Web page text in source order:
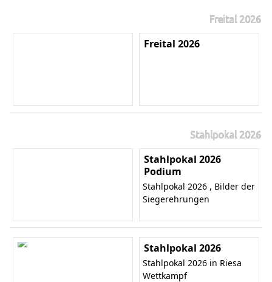
Freital 2026
Freital 2026
Stahlpokal 2026
Stahlpokal 2026
Podium
Stahlpokal 2026 , Bilder der
Siegerehrungen
Stahlpokal 2026
Stahlpokal 2026 in Riesa
Wettkampf